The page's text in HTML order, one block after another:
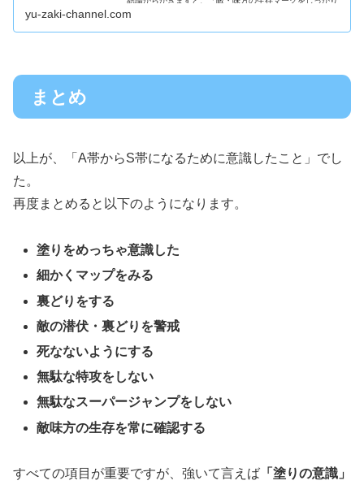
yu-zaki-channel.com
まとめ
以上が、「A帯からS帯になるために意識したこと」でし
た。
再度まとめると以下のようになります。
塗りをめっちゃ意識した
細かくマップをみる
裏どりをする
敵の潜伏・裏どりを警戒
死なないようにする
無駄な特攻をしない
無駄なスーパージャンプをしない
敵味方の生存を常に確認する
すべての項目が重要ですが、強いて言えば 「塗りの意識」